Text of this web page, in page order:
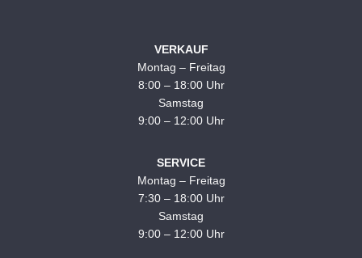
VERKAUF
Montag – Freitag
8:00 – 18:00 Uhr
Samstag
9:00 – 12:00 Uhr
SERVICE
Montag – Freitag
7:30 – 18:00 Uhr
Samstag
9:00 – 12:00 Uhr